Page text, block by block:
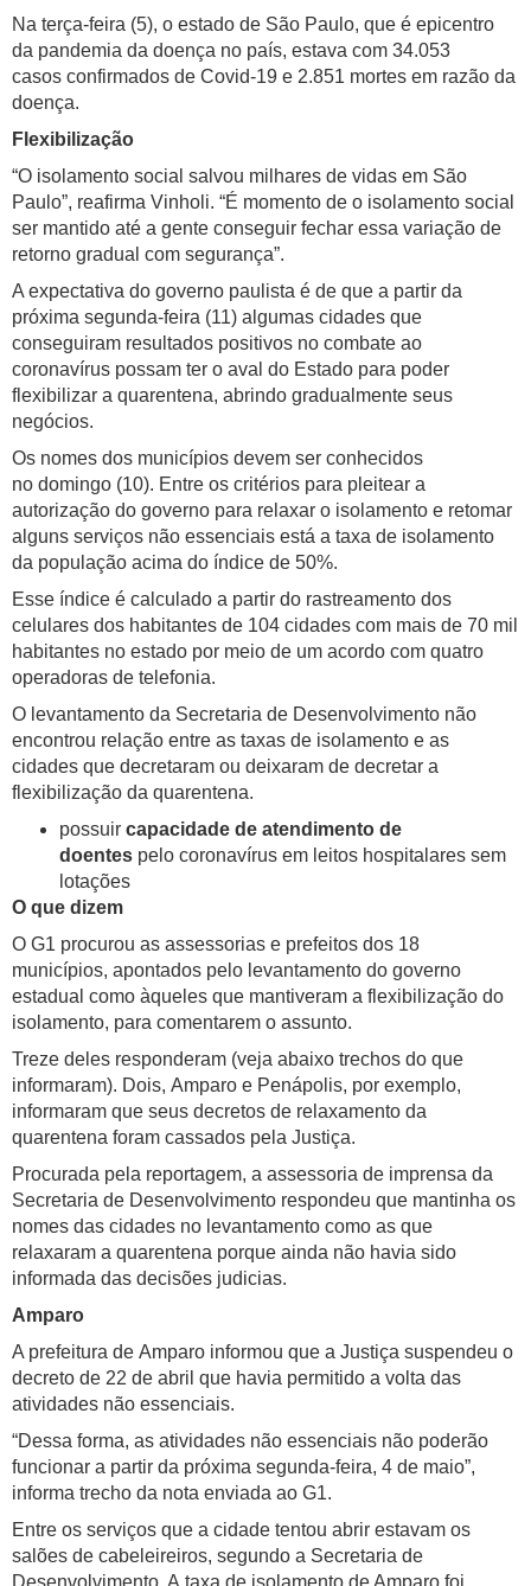
Na terça-feira (5), o estado de São Paulo, que é epicentro
da pandemia da doença no país, estava com 34.053
casos confirmados de Covid-19 e 2.851 mortes em razão da
doença.
Flexibilização
“O isolamento social salvou milhares de vidas em São
Paulo”, reafirma Vinholi. “É momento de o isolamento social
ser mantido até a gente conseguir fechar essa variação de
retorno gradual com segurança”.
A expectativa do governo paulista é de que a partir da
próxima segunda-feira (11) algumas cidades que
conseguiram resultados positivos no combate ao
coronavírus possam ter o aval do Estado para poder
flexibilizar a quarentena, abrindo gradualmente seus
negócios.
Os nomes dos municípios devem ser conhecidos
no domingo (10). Entre os critérios para pleitear a
autorização do governo para relaxar o isolamento e retomar
alguns serviços não essenciais está a taxa de isolamento
da população acima do índice de 50%.
Esse índice é calculado a partir do rastreamento dos
celulares dos habitantes de 104 cidades com mais de 70 mil
habitantes no estado por meio de um acordo com quatro
operadoras de telefonia.
O levantamento da Secretaria de Desenvolvimento não
encontrou relação entre as taxas de isolamento e as
cidades que decretaram ou deixaram de decretar a
flexibilização da quarentena.
possuir capacidade de atendimento de
doentes pelo coronavírus em leitos hospitalares sem
lotações
O que dizem
O G1 procurou as assessorias e prefeitos dos 18
municípios, apontados pelo levantamento do governo
estadual como àqueles que mantiveram a flexibilização do
isolamento, para comentarem o assunto.
Treze deles responderam (veja abaixo trechos do que
informaram). Dois, Amparo e Penápolis, por exemplo,
informaram que seus decretos de relaxamento da
quarentena foram cassados pela Justiça.
Procurada pela reportagem, a assessoria de imprensa da
Secretaria de Desenvolvimento respondeu que mantinha os
nomes das cidades no levantamento como as que
relaxaram a quarentena porque ainda não havia sido
informada das decisões judicias.
Amparo
A prefeitura de Amparo informou que a Justiça suspendeu o
decreto de 22 de abril que havia permitido a volta das
atividades não essenciais.
“Dessa forma, as atividades não essenciais não poderão
funcionar a partir da próxima segunda-feira, 4 de maio”,
informa trecho da nota enviada ao G1.
Entre os serviços que a cidade tentou abrir estavam os
salões de cabeleireiros, segundo a Secretaria de